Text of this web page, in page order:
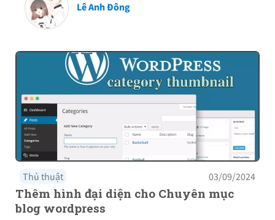
Lê Anh Đông
Thủ thuật 03/09/2024
Thêm hình đại diện cho Chuyên mục
blog wordpress